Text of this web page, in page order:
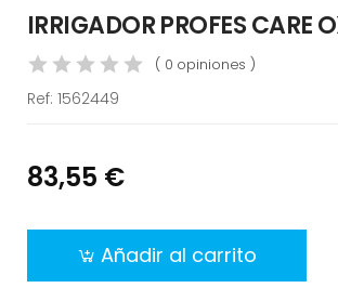
IRRIGADOR PROFES CARE
( 0 opiniones )
Ref: 1562449
83,55 €
Añadir al carrito